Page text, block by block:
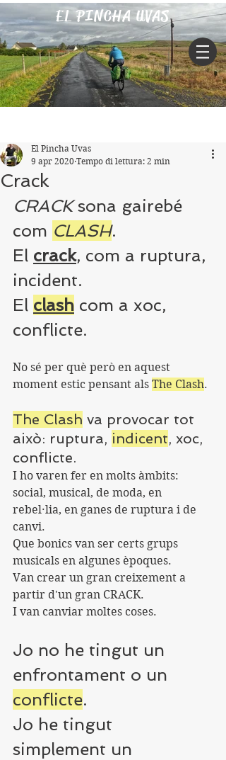
EL PINCHA UVAS
Crack
El Pincha Uvas
9 apr 2020 Tempo di lettura: 2 min
CRACK sona gairebé
com CLASH.
El crack, com a ruptura,
incident.
El clash com a xoc,
conflicte.
No sé per què però en aquest
moment estic pensant als The Clash.
The Clash va provocar tot
això: ruptura, indicent, xoc,
conflicte.
I ho varen fer en molts àmbits:
social, musical, de moda, en
rebel·lia, en ganes de ruptura i de
canvi.
Que bonics van ser certs grups
musicals en algunes èpoques.
Van crear un gran creixement a
partir d'un gran CRACK.
I van canviar moltes coses.
Jo no he tingut un
enfrontament o un
conflicte.
Jo he tingut
simplement un